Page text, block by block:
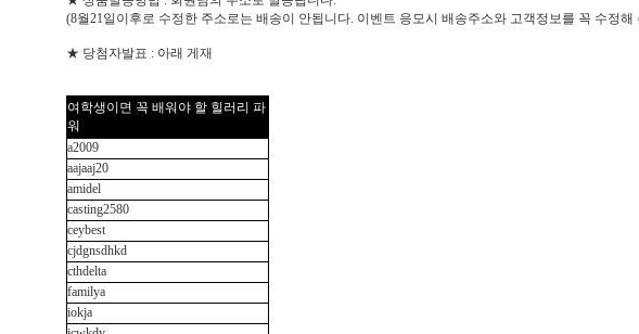
(8월21일이후로 수정한 주소로는 배송이 안됩니다. 이벤트 응모시 배송주소와 고객정보를 꼭 수정해
★ 당첨자발표 : 아래 게재
여학생이면 꼭 배워야 할 힐러리 파
워
a2009
aajaaj20
amidel
casting2580
ceybest
cjdgnsdhkd
cthdelta
familya
iokja